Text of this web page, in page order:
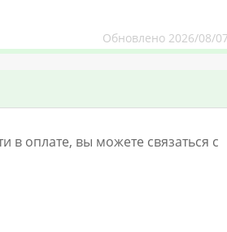
Обновлено 2026/08/
оплате, вы можете связаться с